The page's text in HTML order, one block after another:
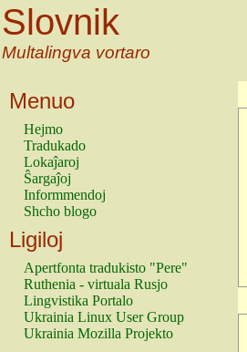
Slovnik
Multalingva vortaro
Menuo
Hejmo
Tradukado
Lokaĵaroj
Ŝargaĵoj
Informmendoj
Shcho blogo
Ligiloj
Apertfonta tradukisto "Pere"
Ruthenia - virtuala Rusjo
Lingvistika Portalo
Ukrainia Linux User Group
Ukrainia Mozilla Projekto